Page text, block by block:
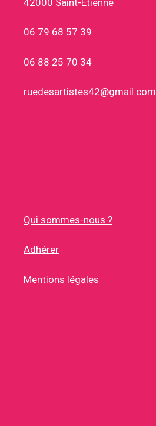
06 79 68 57 39
06 88 25 70 34
ruedesartistes42@gmail.com
Qui sommes-nous ?
Adhérer
Mentions légales